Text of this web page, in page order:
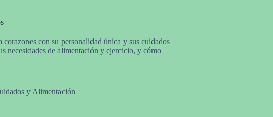
con su personalidad única y sus cuidados
necesidades de alimentación y ejercicio, y cómo
y Alimentación